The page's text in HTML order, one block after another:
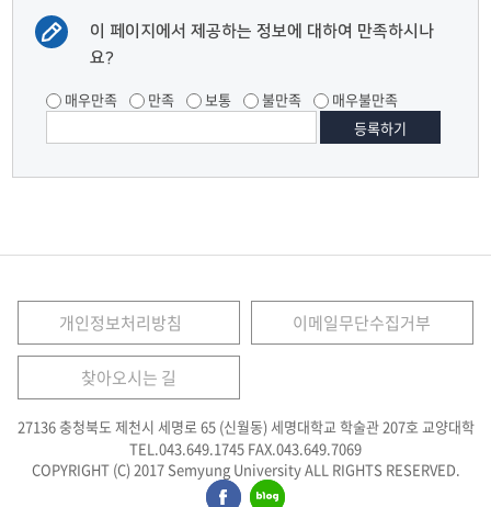
이 페이지에서 제공하는 정보에 대하여 만족하시나
요?
매우만족 만족 보통 불만족 매우불만족
개인정보처리방침 이메일무단수집거부
찾아오시는 길
27136 충청북도 제천시 세명로 65 (신월동) 세명대학교 학술관 207호 교양대학
TEL.043.649.1745 FAX.043.649.7069
COPYRIGHT (C) 2017 Semyung University ALL RIGHTS RESERVED.